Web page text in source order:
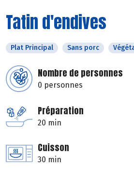
Tatin d'endives
Plat Principal Sans porc
Nombre de personnes
0 personnes
Préparation
20 min
Cuisson
30 min